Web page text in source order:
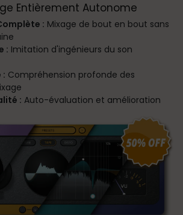
Entièrement Autonome
: Mixage de bout en bout sans
: Imitation d'ingénieurs du son
: Compréhension profonde des
: Auto-évaluation et amélioration